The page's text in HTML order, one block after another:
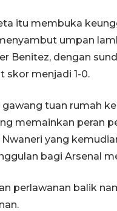
itu membuka
umpan
Benitez, dengan
skor menjadi 1-0.
tuan rumah
memainkan peran
yang
bagi Arsenal
perlawanan balik